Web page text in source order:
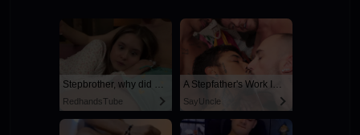
Stepbrother, why did you show me your dick? Now I want to fuck you with my wet pussy
RedhandsTube
A Stepfather's Work Is Never Done
SayUncle